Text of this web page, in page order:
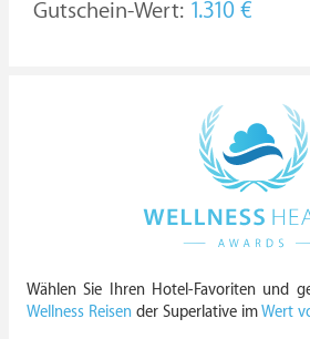
Gutschein-Wert: 1.310 €
Wählen Sie Ihren Hotel-Favoriten und
Wellness Reisen der Superlative imWert